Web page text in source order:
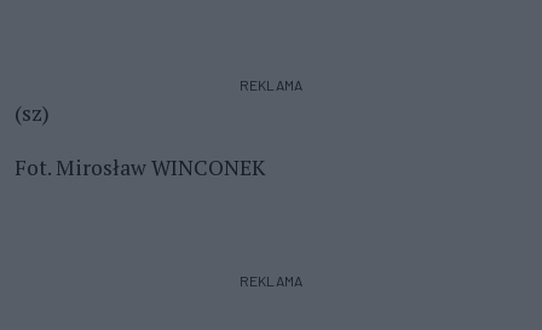
REKLAMA
(sz)
Fot. Mirosław WINCONEK
REKLAMA